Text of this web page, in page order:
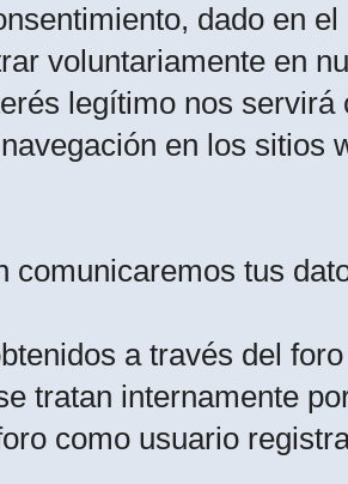
dado en el
voluntariamente en
legítimo nos servirá
en los sitios
comunicaremos tus
a través del
tratan internamente
como usuario